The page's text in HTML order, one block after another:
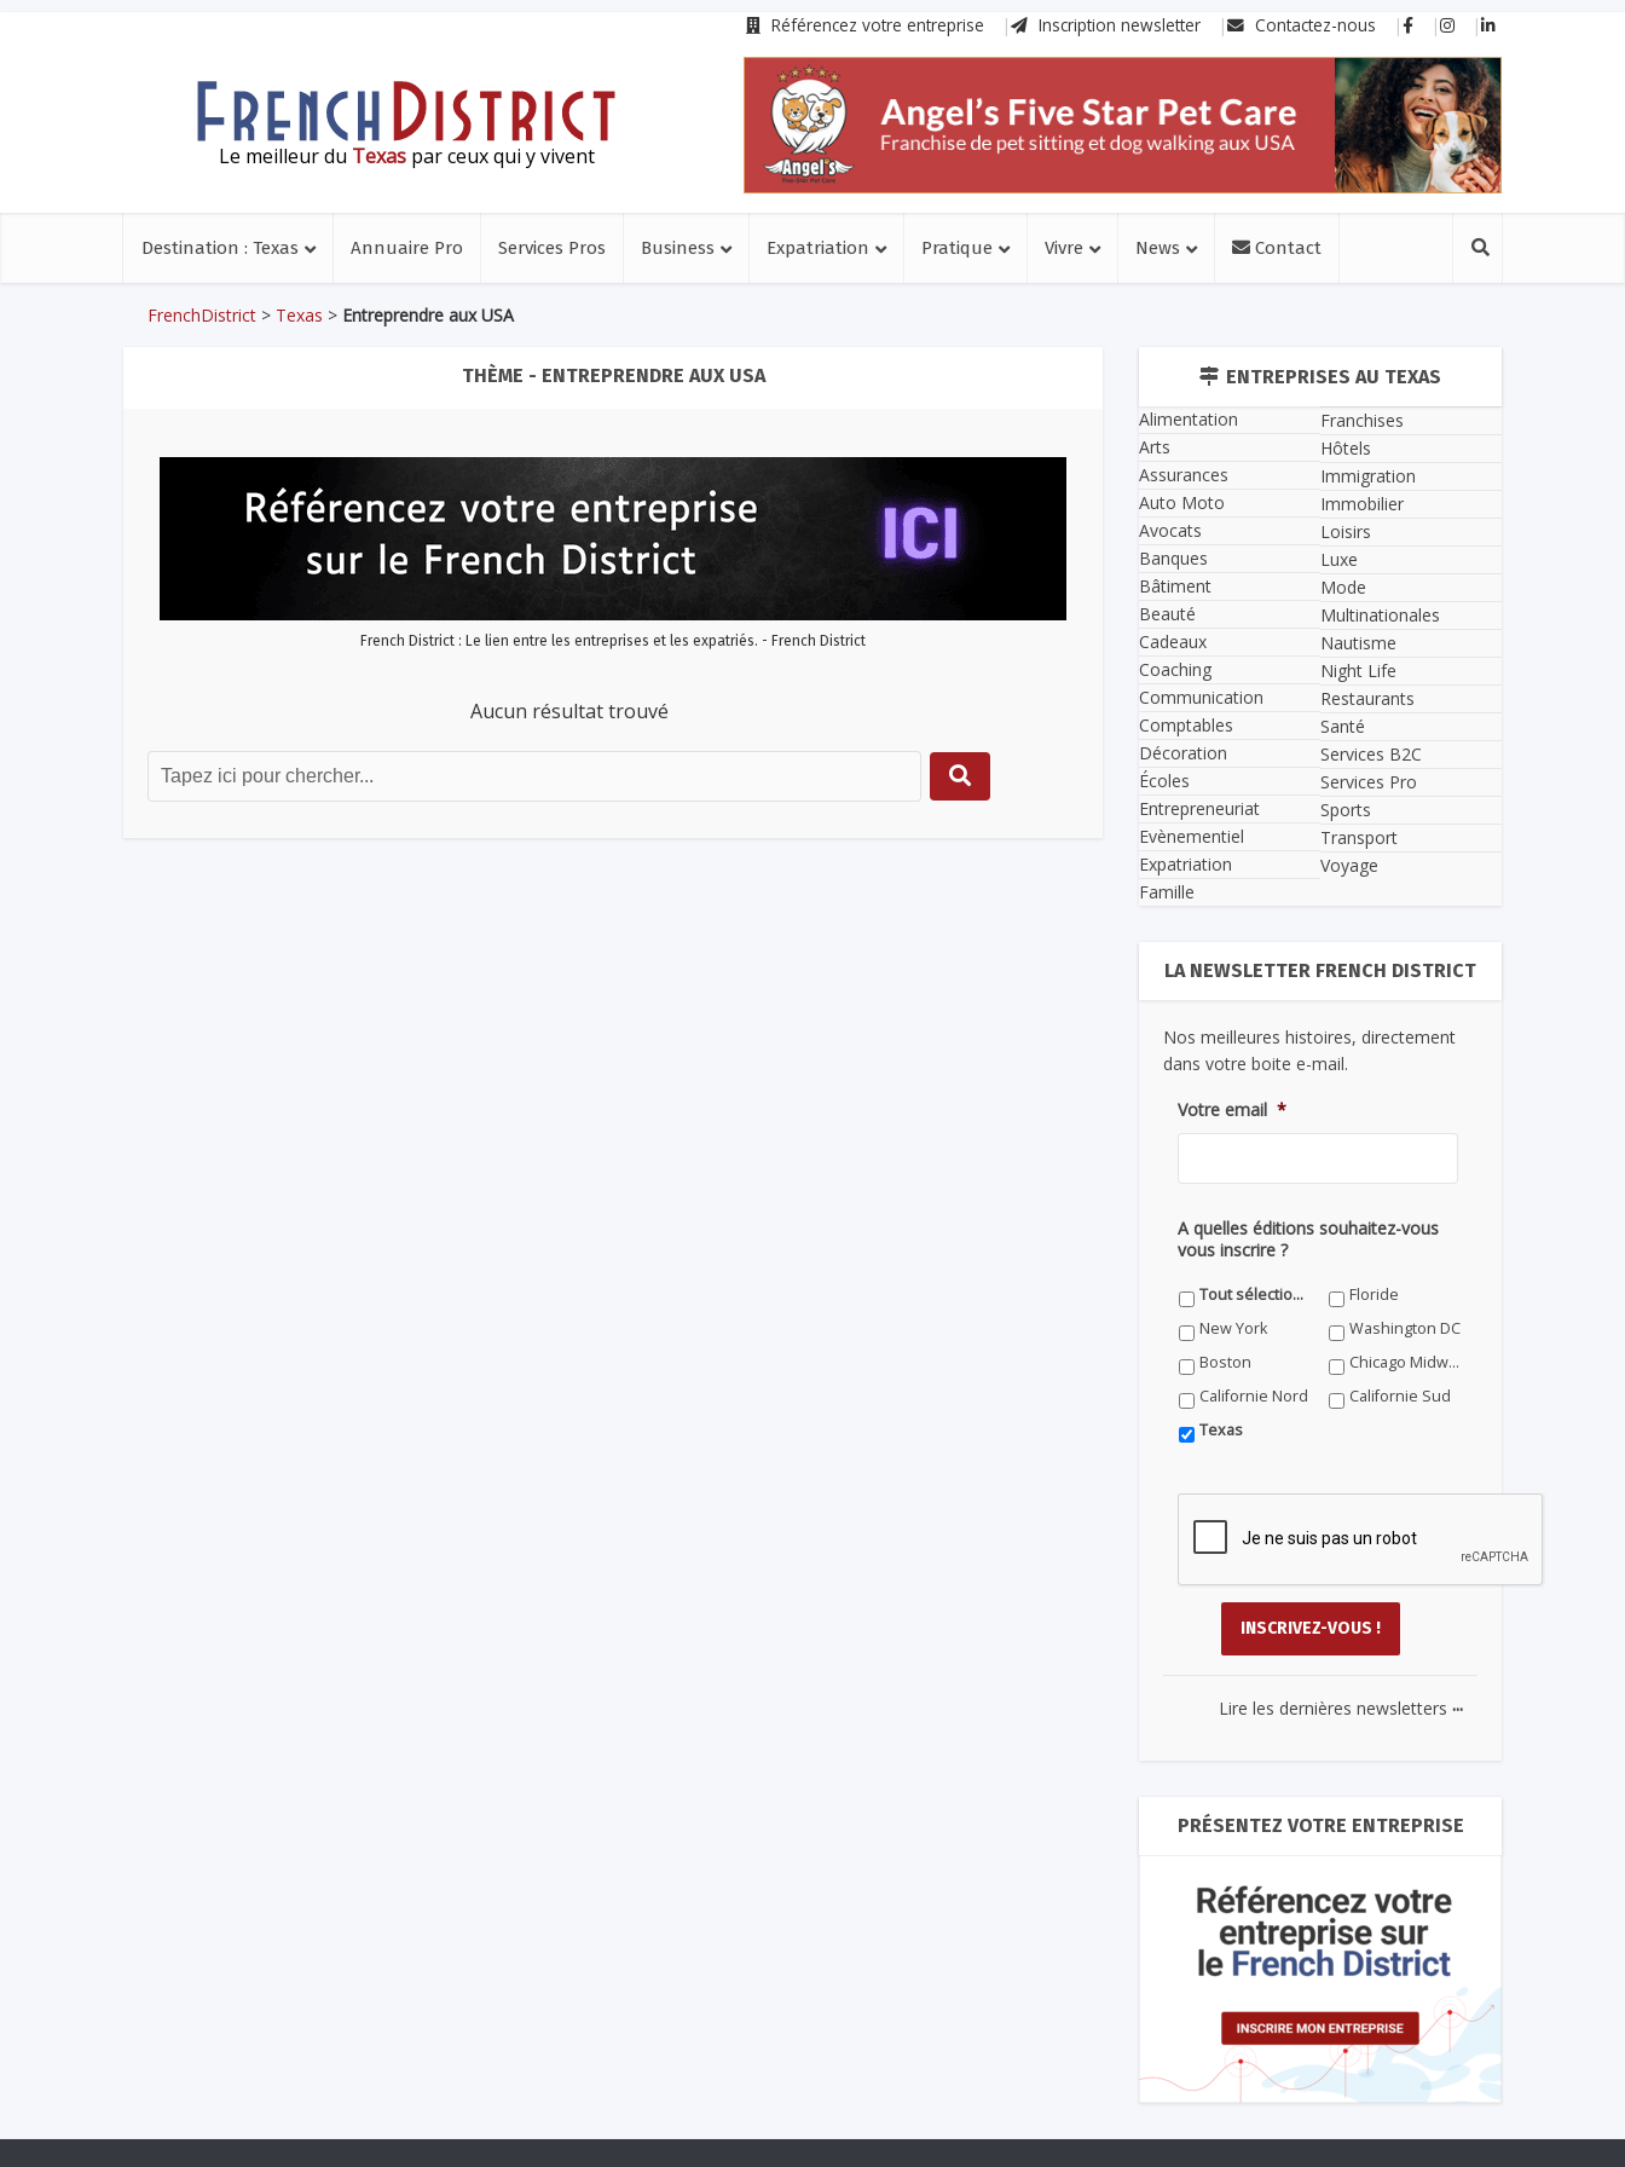
Référencez votre entreprise Inscription newsletter Contactez-nous
Le meilleur du Texaspar ceux qui y vivent
Destination : Texas Annuaire Pro Services Pros Business Expatriation Pratique Vivre News Contact
FrenchDistrict > Texas > Entreprendre aux USA
THÈME - ENTREPRENDRE AUX USA
French District : Le lien entre les entreprises et les expatriés. - French District
Aucun résultat trouvé
ENTREPRISES AU TEXAS
Alimentation
Arts
Assurances
Auto Moto
Avocats
Banques
Bâtiment
Beauté
Cadeaux
Coaching
Communication
Comptables
Décoration
Écoles
Entrepreneuriat
Evènementiel
Expatriation
Famille
Franchises
Hôtels
Immigration
Immobilier
Loisirs
Luxe
Mode
Multinationales
Nautisme
Night Life
Restaurants
Santé
Services B2C
Services Pro
Sports
Transport
Voyage
LA NEWSLETTER FRENCH DISTRICT
Nos meilleures histoires, directement
dans votre boite e-mail.
Votre email *
A quelles éditions souhaitez-vous
vous inscrire ?
Tout sélectionner
Floride
New York
Washington DC
Boston
Chicago Midwest
Californie Nord
Californie Sud
Texas
Lire les dernières newsletters ...
PRÉSENTEZ VOTRE ENTREPRISE